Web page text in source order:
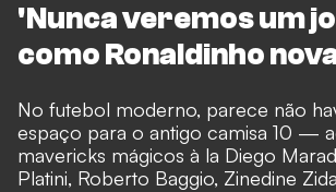
'Nunca veremos um
como Ronaldinho
No futebol moderno, parece não
espaço para o antigo camisa 10 —
mavericks mágicos à la Diego
Platini, Roberto Baggio, Zinedine